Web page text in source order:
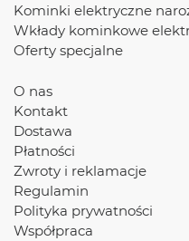
Kominki elektryczne
Wkłady kominkowe
Oferty specjalne
O nas
Kontakt
Dostawa
Płatności
Zwroty i reklamacje
Regulamin
Polityka prywatności
Współpraca